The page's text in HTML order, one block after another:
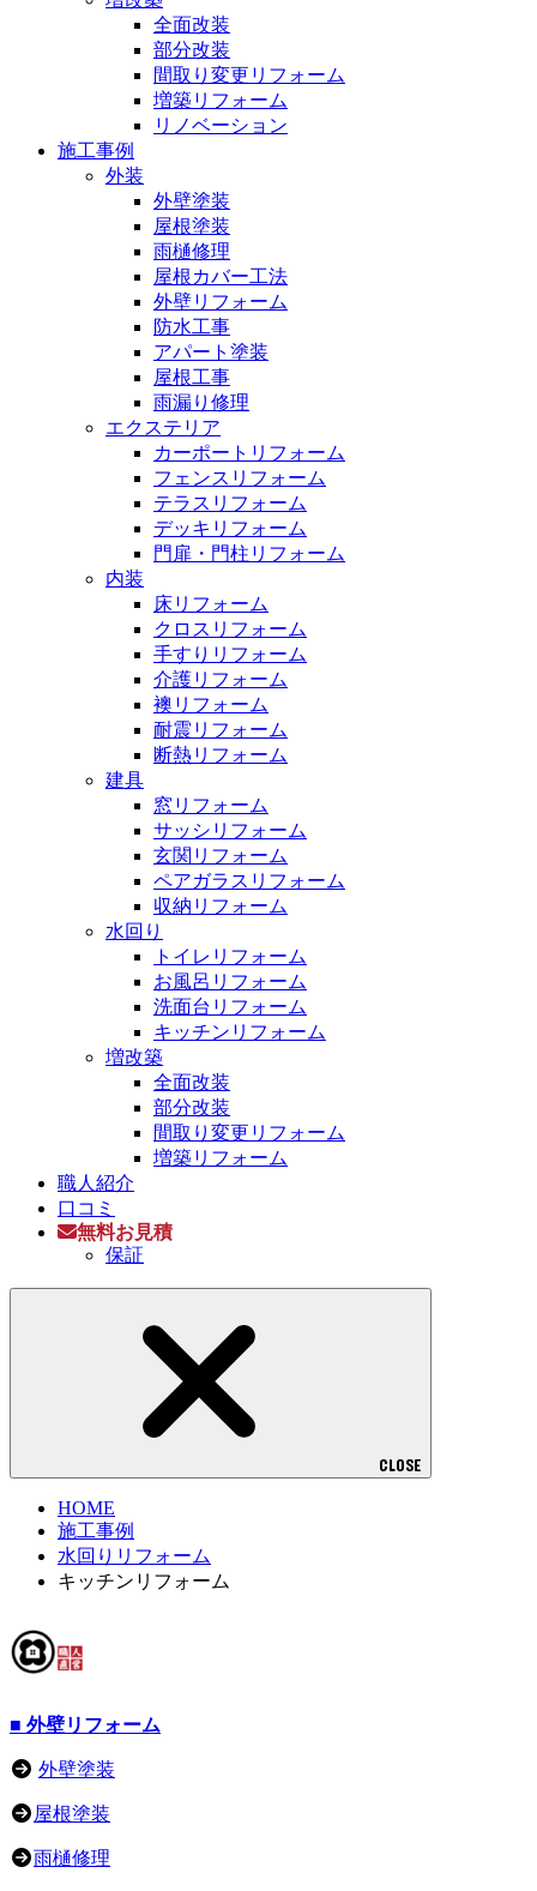
全面改装
部分改装
間取り変更リフォーム
増築リフォーム
リノベーション
施工事例
外装
外壁塗装
屋根塗装
雨樋修理
屋根カバー工法
外壁リフォーム
防水工事
アパート塗装
屋根工事
雨漏り修理
エクステリア
カーポートリフォーム
フェンスリフォーム
テラスリフォーム
デッキリフォーム
門扉・門柱リフォーム
内装
床リフォーム
クロスリフォーム
手すりリフォーム
介護リフォーム
襖リフォーム
耐震リフォーム
断熱リフォーム
建具
窓リフォーム
サッシリフォーム
玄関リフォーム
ペアガラスリフォーム
収納リフォーム
水回り
トイレリフォーム
お風呂リフォーム
洗面台リフォーム
キッチンリフォーム
増改築
全面改装
部分改装
間取り変更リフォーム
増築リフォーム
職人紹介
口コミ
無料お見積
保証
CLOSE
HOME
施工事例
水回りリフォーム
キッチンリフォーム
■ 外壁リフォーム
外壁塗装
屋根塗装
雨樋修理